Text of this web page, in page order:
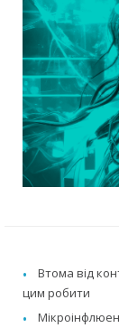
Втома від
цим робити